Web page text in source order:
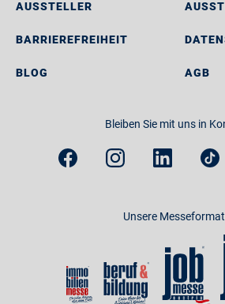
AUSSTELLER
BARRIEREFREIHEIT
BLOG AGB
Bleiben Sie mit uns in
Unsere